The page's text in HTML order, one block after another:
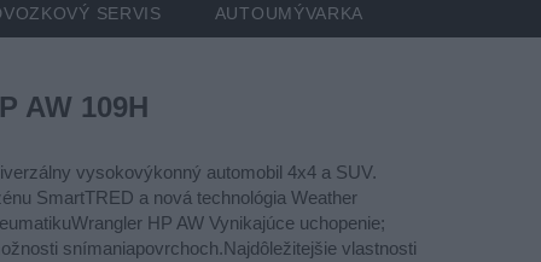
AW 109H
vysokovýkonný automobil 4x4 a SUV.
SmartTRED a nová technológia Weather
HP AW Vynikajúce uchopenie;
snímaniapovrchoch.Najdôležitejšie vlastnosti
SERVIS AUTOUMÝVARKA